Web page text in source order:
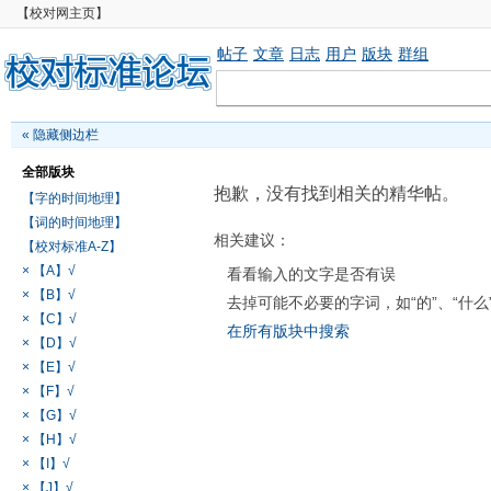
【校对网主页】
帖子 文章 日志 用户 版块 群组
« 隐藏侧边栏
全部版块
【字的时间地理】
【词的时间地理】
【校对标准A-Z】
× 【A】√
× 【B】√
× 【C】√
× 【D】√
× 【E】√
× 【F】√
× 【G】√
× 【H】√
× 【I】√
× 【J】√
抱歉，没有找到相关的精华帖。
相关建议：
看看输入的文字是否有误
去掉可能不必要的字词，如“的”、“什么
在所有版块中搜索